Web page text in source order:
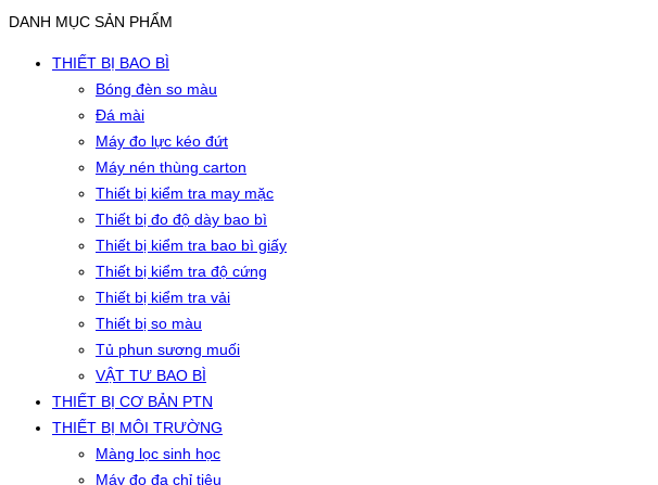
DANH MỤC SẢN PHẨM
THIẾT BỊ BAO BÌ
Bóng đèn so màu
Đá mài
Máy đo lực kéo đứt
Máy nén thùng carton
Thiết bị kiểm tra may mặc
Thiết bị đo độ dày bao bì
Thiết bị kiểm tra bao bì giấy
Thiết bị kiểm tra độ cứng
Thiết bị kiểm tra vải
Thiết bị so màu
Tủ phun sương muối
VẬT TƯ BAO BÌ
THIẾT BỊ CƠ BẢN PTN
THIẾT BỊ MÔI TRƯỜNG
Màng lọc sinh học
Máy đo đa chỉ tiêu